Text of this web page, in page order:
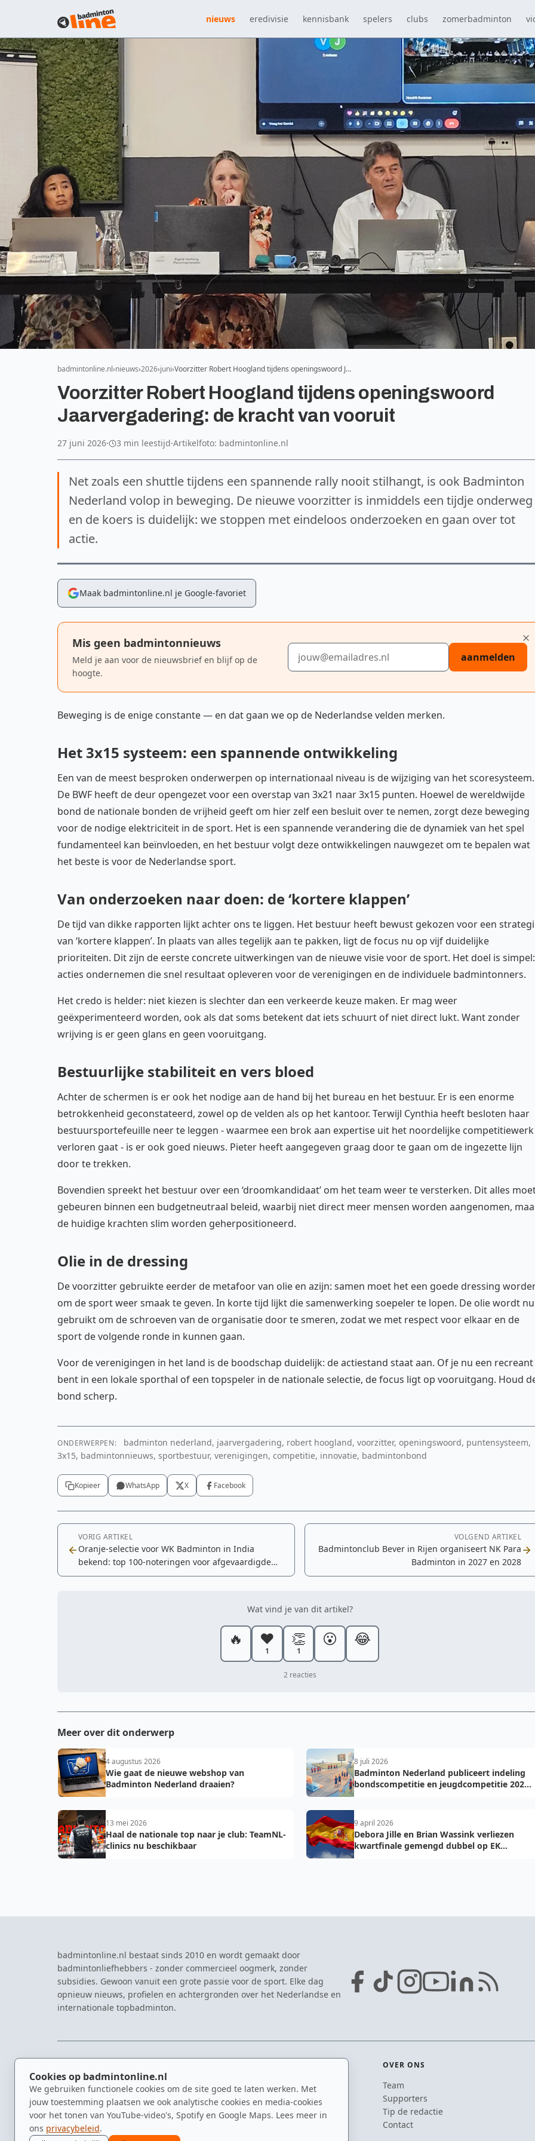
Cookies op badmintonline.nl
We gebruiken functionele cookies om de site goed te laten werken. Met
jouw toestemming plaatsen we ook analytische cookies en media-cookies
voor het tonen van YouTube-video's, Spotify en Google Maps. Lees meer in
ons privacybeleid.
nieuws eredivisie kennisbank spelers clubs zomerbadminton
badmintonline.nl nieuws 2026 juni Voorzitter Robert Hoogland tijdens openingswoord J…
Voorzitter Robert Hoogland tijdens openingswoord
Jaarvergadering: de kracht van vooruit
27 juni 2026· 3 min leestijd·Artikelfoto: badmintonline.nl
Net zoals een shuttle tijdens een spannende rally nooit stilhangt, is ook Badminton
Nederland volop in beweging. De nieuwe voorzitter is inmiddels een tijdje onderweg
en de koers is duidelijk: we stoppen met eindeloos onderzoeken en gaan over tot
actie.
Maak badmintonline.nl je Google-favoriet
Mis geen badmintonnieuws
Meld je aan voor de nieuwsbrief en blijf op de
hoogte.
E-mailadres
aanmelden
Beweging is de enige constante — en dat gaan we op de Nederlandse velden merken.
Het 3x15 systeem: een spannende ontwikkeling
Een van de meest besproken onderwerpen op internationaal niveau is de wijziging van het scoresysteem.
De BWF heeft de deur opengezet voor een overstap van 3x21 naar 3x15 punten. Hoewel de wereldwijde
bond de nationale bonden de vrijheid geeft om hier zelf een besluit over te nemen, zorgt deze beweging
voor de nodige elektriciteit in de sport. Het is een spannende verandering die de dynamiek van het spel
fundamenteel kan beïnvloeden, en het bestuur volgt deze ontwikkelingen nauwgezet om te bepalen wat
het beste is voor de Nederlandse sport.
Van onderzoeken naar doen: de ‘kortere klappen’
De tijd van dikke rapporten lijkt achter ons te liggen. Het bestuur heeft bewust gekozen voor een
van ‘kortere klappen’. In plaats van alles tegelijk aan te pakken, ligt de focus nu op vijf duidelijke
prioriteiten. Dit zijn de eerste concrete uitwerkingen van de nieuwe visie voor de sport. Het doel is simpel:
acties ondernemen die snel resultaat opleveren voor de verenigingen en de individuele badmintonners.
Het credo is helder: niet kiezen is slechter dan een verkeerde keuze maken. Er mag weer
geëxperimenteerd worden, ook als dat soms betekent dat iets schuurt of niet direct lukt. Want zonder
wrijving is er geen glans en geen vooruitgang.
Bestuurlijke stabiliteit en vers bloed
Achter de schermen is er ook het nodige aan de hand bij het bureau en het bestuur. Er is een enorme
betrokkenheid geconstateerd, zowel op de velden als op het kantoor. Terwijl Cynthia heeft besloten haar
bestuursportefeuille neer te leggen - waarmee een brok aan expertise uit het noordelijke competitiewerk
verloren gaat - is er ook goed nieuws. Pieter heeft aangegeven graag door te gaan om de ingezette lijn
door te trekken.
Bovendien spreekt het bestuur over een ‘droomkandidaat’ om het team weer te versterken. Dit alles
gebeuren binnen een budgetneutraal beleid, waarbij niet direct meer mensen worden aangenomen,
de huidige krachten slim worden geherpositioneerd.
Olie in de dressing
De voorzitter gebruikte eerder de metafoor van olie en azijn: samen moet het een goede dressing
om de sport weer smaak te geven. In korte tijd lijkt die samenwerking soepeler te lopen. De olie wordt nu
gebruikt om de schroeven van de organisatie door te smeren, zodat we met respect voor elkaar en de
sport de volgende ronde in kunnen gaan.
Voor de verenigingen in het land is de boodschap duidelijk: de actiestand staat aan. Of je nu een recreant
bent in een lokale sporthal of een topspeler in de nationale selectie, de focus ligt op vooruitgang. Houd
bond scherp.
ONDERWERPEN:
badminton nederland, jaarvergadering, robert hoogland, voorzitter, openingswoord, puntensysteem,
3x15, badmintonnieuws, sportbestuur, verenigingen, competitie, innovatie, badmintonbond
Kopieer WhatsApp X Facebook
VORIG ARTIKEL
Oranje-selectie voor WK Badminton in India
bekend: top 100-noteringen voor afgevaardigde
duo's
VOLGEND ARTIKEL
Badmintonclub Bever in Rijen organiseert NK Para
Badminton in 2027 en 2028
Wat vind je van dit artikel?
🔥 ❤️
1
👏
1
😮 😂
2 reacties
Meer over dit onderwerp
4 augustus 2026
Wie gaat de nieuwe webshop van
Badminton Nederland draaien?
8 juli 2026
Badminton Nederland publiceert indeling
bondscompetitie en jeugdcompetitie 2026-
13 mei 2026
Haal de nationale top naar je club: TeamNL-
clinics nu beschikbaar
9 april 2026
Debora Jille en Brian Wassink verliezen
kwartfinale gemengd dubbel op EK
badmintonline.nl bestaat sinds 2010 en wordt gemaakt door
badmintonliefhebbers - zonder commercieel oogmerk, zonder
subsidies. Gewoon vanuit een grote passie voor de sport. Elke dag
opnieuw nieuws, profielen en achtergronden over het Nederlandse en
internationale topbadminton.
Nieuws
Kennisbank
Spelers
Clubs
Video's
Eredivisie
NK Badminton
Dutch Open
Zomerbadminton
OVER ONS
Team
Supporters
Tip de redactie
Contact